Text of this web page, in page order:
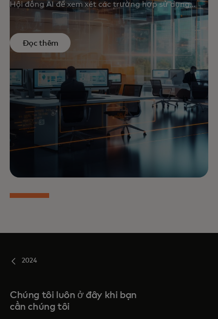
Hội đồng AI để xem xét các trường hợp sử dụng
tiềm năng. TạiHoa Kỳ, Anhvà Châu Âu, công ty
cũng đang giúp thiết lập các tiêu chuẩn và hỗ trợ
các sáng kiến tôn trọng và bảo vệ quyền cá nhân.
Đọc thêm
2024
Chúng tôi luôn ở đây khi bạn
cần chúng tôi